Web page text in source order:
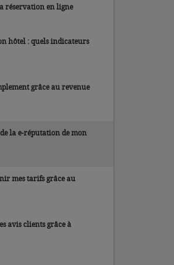
réservation en ligne
hôtel : quels indicateurs
grâce au revenue
la e-réputation de mon
mes tarifs grâce au
avis clients grâce à